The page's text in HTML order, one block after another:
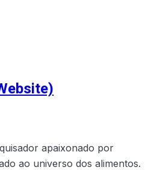
apaixonado por
ao universo dos alimentos.